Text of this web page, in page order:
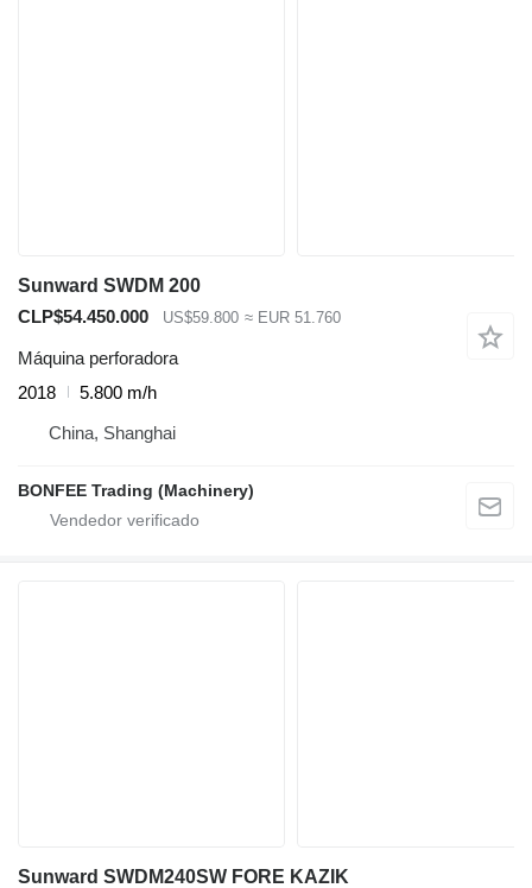
Sunward SWDM 200
CLP$54.450.000
US$59.800 ≈ EUR 51.760
Máquina perforadora
2018
5.800 m/h
China, Shanghai
BONFEE Trading (Machinery)
Sunward SWDM240SW FORE KAZIK